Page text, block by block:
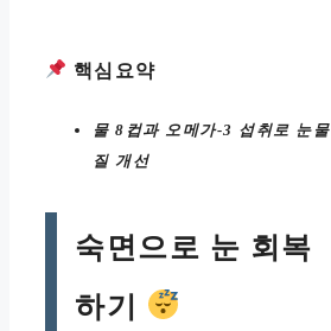
핵심요약
물 8컵과 오메가-3 섭취로 눈물
질 개선
숙면으로 눈 회복
하기